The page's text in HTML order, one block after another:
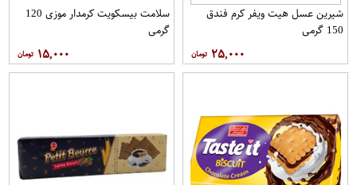
شیرین عسل هیت ویفر کرم فندق
150 گرمی
۲۵,۰۰۰
سلامت بیسکویت کرمدار موزی 120
گرمی
۱۵,۰۰۰